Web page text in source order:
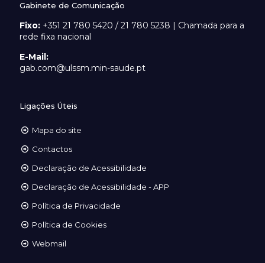
Gabinete de Comunicação
Fixo: +351 21 780 5420 / 21 780 5238 | Chamada para a
rede fixa nacional
E-Mail:
gab.com@ulssm.min-saude.pt
Ligações Úteis
Mapa do site
Contactos
Declaração de Acessibilidade
Declaração de Acessibilidade - APP
Política de Privacidade
Política de Cookies
Webmail